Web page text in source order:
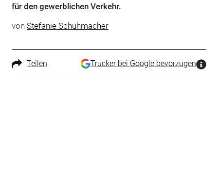
für den gewerblichen Verkehr.
von Stefanie Schuhmacher
Teilen Trucker bei Google bevorzugen